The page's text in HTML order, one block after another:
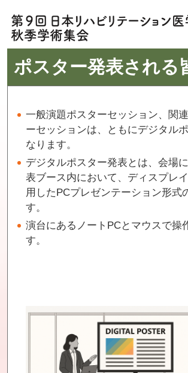
ポスター発表される
一般演題ポスターセッション、関
ーセッションは、ともにデジタル
なります。
デジタルポスター発表とは、会場
表ブース内において、ディスプレ
用したPCプレゼンテーション形式
す。
演台にあるノートPCとマウスで操
す。